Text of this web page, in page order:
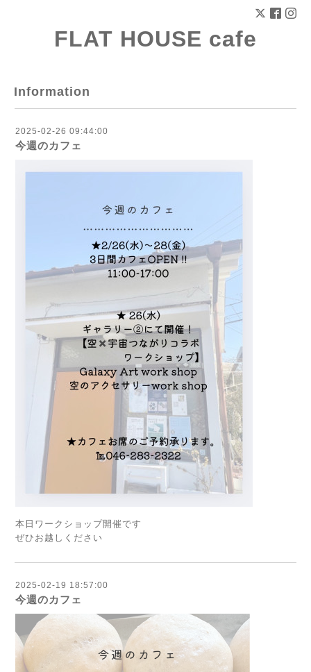
FLAT HOUSE cafe
Information
2025-02-26 09:44:00
今週のカフェ
本日ワークショップ開催です
ぜひお越しください
2025-02-19 18:57:00
今週のカフェ